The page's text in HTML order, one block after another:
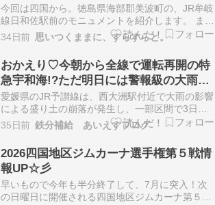
今回は四国から。徳島県海部郡美波町の、JR牟岐
線日和佐駅前のモニュメントを紹介します。 まず
は東口ロータリーにあるものから。ここには観光
地でよく見かける歓迎塔のようなものがあるので
すが、上部のデザインがかなり凝ったものになっ
ています。こちらは四国八十八ヶ所の23番札所で
ある薬王…
34日前 思いつくままに、すらすらと。
おかえり♡今朝から全線で運転再開の特
急宇和海!?ただ明日には警報級の大雨の
おそれ??
愛媛県のJR予讃線は、西大洲駅付近で大雨の影響
による盛り土の崩落が発生し、一部区間で3日も
終日運休となりました。復旧作業が進み、4日の
始発から運転を再開する予定ですが、天候によっ
て変更となる可能性があります。JR四国は最新の
運行情報をホーム… The post おかえり♡今朝か
ら…
35日前 鉄分補給 あいえすブログ
2026四国地区ジムカーナ選手権第５戦情
報UP☆彡
早いもので今年も半分終了して、7月に突入！次
の日曜日に開催される四国地区ジムカーナ第５戦